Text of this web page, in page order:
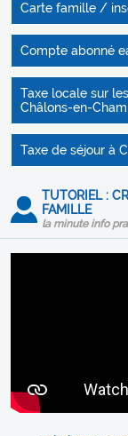
Carte famille /
Compte abonné
Taxe locale sur
Châlons-en-
Taxe de séjour à
TUTORIEL :
FAMILLE
la minute info